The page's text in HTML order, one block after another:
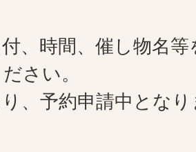
、時間、催し物名
さい。
、予約申請中とな